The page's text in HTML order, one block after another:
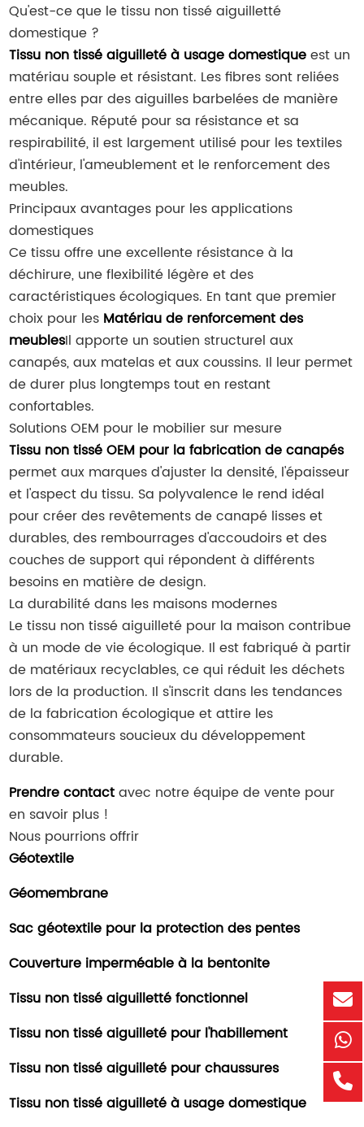
Qu'est-ce que le tissu non tissé aiguilletté
domestique ?
Tissu non tissé aiguilleté à usage domestiqueest un
matériau souple et résistant. Les fibres sont reliées
entre elles par des aiguilles barbelées de manière
mécanique. Réputé pour sa résistance et sa
respirabilité, il est largement utilisé pour les textiles
d'intérieur, l'ameublement et le renforcement des
meubles.
Principaux avantages pour les applications
domestiques
Ce tissu offre une excellente résistance à la
déchirure, une flexibilité légère et des
caractéristiques écologiques. En tant que premier
choix pour les Matériau de renforcement des
meublesIl apporte un soutien structurel aux
canapés, aux matelas et aux coussins. Il leur permet
de durer plus longtemps tout en restant
confortables.
Solutions OEM pour le mobilier sur mesure
Tissu non tissé OEM pour la fabrication de canapés
permet aux marques d'ajuster la densité, l'épaisseur
et l'aspect du tissu. Sa polyvalence le rend idéal
pour créer des revêtements de canapé lisses et
durables, des rembourrages d'accoudoirs et des
couches de support qui répondent à différents
besoins en matière de design.
La durabilité dans les maisons modernes
Le tissu non tissé aiguilleté pour la maison contribue
à un mode de vie écologique. Il est fabriqué à partir
de matériaux recyclables, ce qui réduit les déchets
lors de la production. Il s'inscrit dans les tendances
de la fabrication écologique et attire les
consommateurs soucieux du développement
durable.
Prendre contactavec notre équipe de vente pour
en savoir plus !
Nous pourrions offrir
Géotextile
Géomembrane
Sac géotextile pour la protection des pentes
Couverture imperméable à la bentonite
Tissu non tissé aiguilletté fonctionnel
Tissu non tissé aiguilleté pour l'habillement
Tissu non tissé aiguilleté pour chaussures
Tissu non tissé aiguilleté à usage domestique